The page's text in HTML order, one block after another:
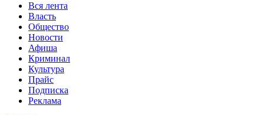
Вся лента
Власть
Общество
Новости
Афиша
Криминал
Культура
Прайс
Подписка
Реклама